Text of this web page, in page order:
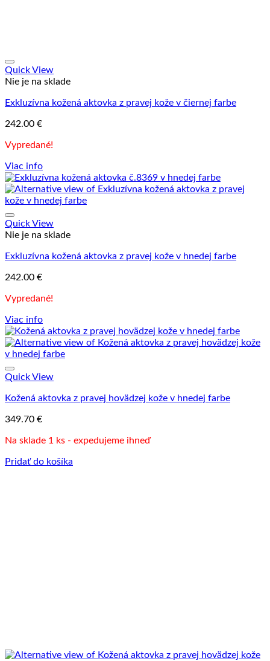
Quick View
Nie je na sklade
Exkluzívna kožená aktovka z pravej kože v čiernej farbe
242.00 €
Vypredané!
Viac info
Quick View
Nie je na sklade
Exkluzívna kožená aktovka z pravej kože v hnedej farbe
242.00 €
Vypredané!
Viac info
Quick View
Kožená aktovka z pravej hovädzej kože v hnedej farbe
349.70 €
Na sklade 1 ks - expedujeme ihneď
Pridať do košíka